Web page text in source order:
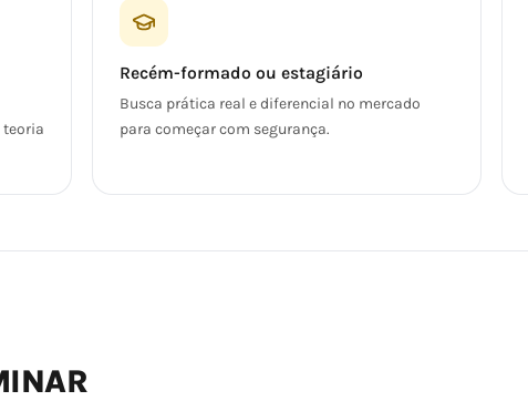
teoria
Recém-formado ou estagiário
Busca prática real e diferencial no mercado
para começar com segurança.